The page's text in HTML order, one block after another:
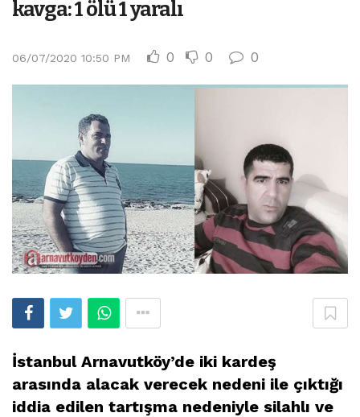
kavga: 1 ölü 1 yaralı
06/07/2020 10:50 PM 0 0 0
İstanbul Arnavutköy’de iki kardeş
arasında alacak verecek nedeni ile çıktığı
iddia edilen tartışma nedeniyle silahlı ve